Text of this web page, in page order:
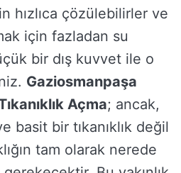
hızlıca çözülebilirler ve
için fazladan su
bir dış kuvvet ile o
Gaziosmanpaşa
Açma; ancak,
basit bir tıkanıklık değil
tam olarak nerede